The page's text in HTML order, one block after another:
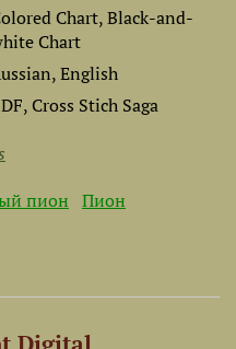
Chart, Black-and-
Chart
English
Cross Stich Saga
пион Пион